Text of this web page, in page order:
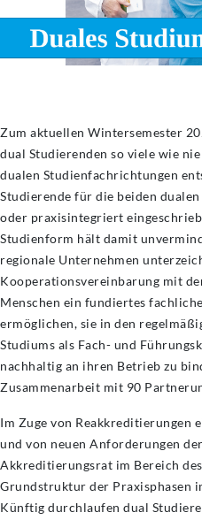
Zum aktuellen Wintersemester
dual Studierenden so viele wie
dualen Studienfachrichtungen
Studierende für die beiden
oder praxisintegriert
Studienform hält damit
regionale Unternehmen
Kooperationsvereinbarung mit
Menschen ein fundiertes
ermöglichen, sie in den
Studiums als Fach- und
nachhaltig an ihren Betrieb zu
Zusammenarbeit mit 90
Im Zuge von Reakkreditierungen
und von neuen Anforderungen
Akkreditierungsrat im Bereich
Grundstruktur der Praxisphasen
Künftig durchlaufen dual